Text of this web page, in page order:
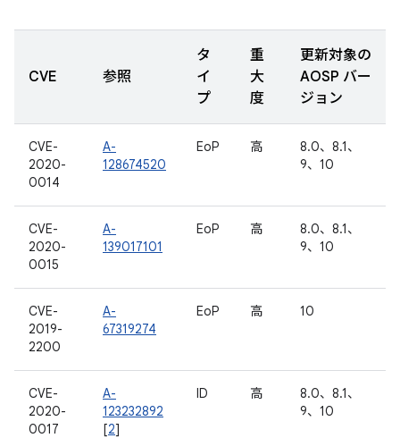
CVE 参照
タ
イ
プ
重
大
度
更新対象の
AOSP バー
ジョン
CVE-
2020-
0014
A-
128674520
EoP 高
8.0、8.1、
9、10
CVE-
2020-
0015
A-
139017101
EoP 高
8.0、8.1、
9、10
CVE-
2019-
2200
A-
67319274
EoP 高 10
CVE-
2020-
0017
A-
123232892
[2]
ID 高
8.0、8.1、
9、10